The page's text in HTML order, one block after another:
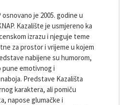
osnovano je 2005. godine u
Kazalište je usmjereno ka
izrazu i njeguje teme
za prostor i vrijeme u kojem
nabijene su humorom,
emotivnog i
Predstave Kazališta
karaktera, ali pomiču
napose glumačke i